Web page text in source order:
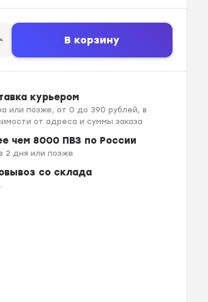
В корзину
курьером
или позже, от 0 до 390 рублей, в
от адреса и суммы заказа
чем 8000 ПВЗ по России
2 дня или позже
со склада